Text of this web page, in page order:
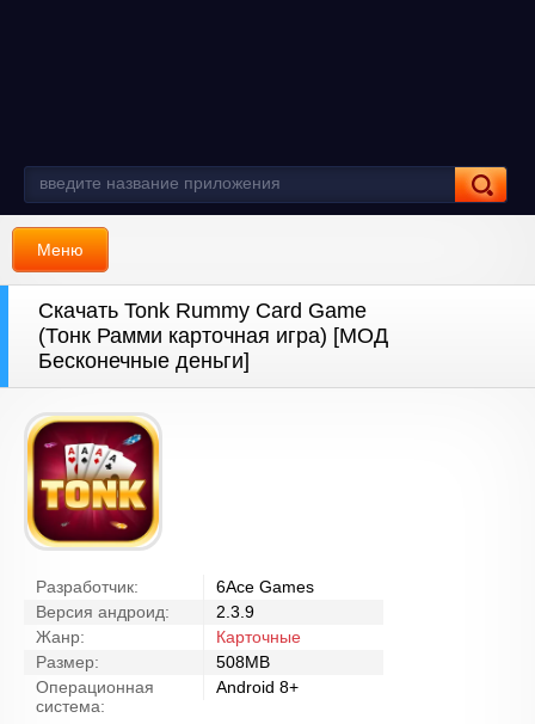
Меню
Скачать Tonk Rummy Card Game
(Тонк Рамми карточная игра) [МОД
Бесконечные деньги]
Разработчик:
6Ace Games
Версия андроид:
2.3.9
Жанр:
Карточные
Размер:
508MB
Операционная
система:
Android 8+